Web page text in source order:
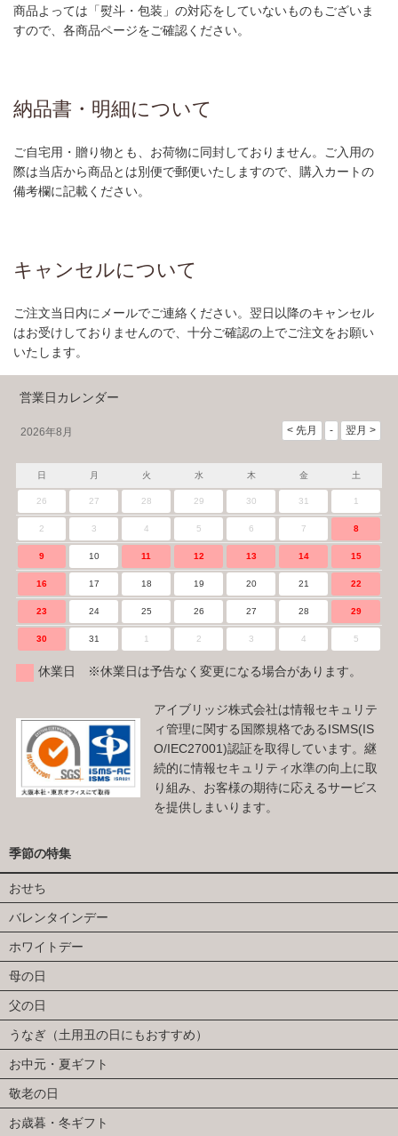
商品よっては「熨斗・包装」の対応をしていないものもございま
すので、各商品ページをご確認ください。
納品書・明細について
ご自宅用・贈り物とも、お荷物に同封しておりません。ご入用の
際は当店から商品とは別便で郵便いたしますので、購入カートの
備考欄に記載ください。
キャンセルについて
ご注文当日内にメールでご連絡ください。翌日以降のキャンセル
はお受けしておりませんので、十分ご確認の上でご注文をお願い
いたします。
営業日カレンダー
2026年8月
日 月 火 水 木 金 土
26 27 28 29 30 31 1
2 3 4 5 6 7 8
9 10 11 12 13 14 15
16 17 18 19 20 21 22
23 24 25 26 27 28 29
30 31 1 2 3 4 5
休業日 ※休業日は予告なく変更になる場合があります。
アイブリッジ株式会社は情報セキュリテ
ィ管理に関する国際規格であるISMS(IS
O/IEC27001)認証を取得しています。継
続的に情報セキュリティ水準の向上に取
り組み、お客様の期待に応えるサービス
を提供しまいります。
季節の特集
おせち
バレンタインデー
ホワイトデー
母の日
父の日
うなぎ（土用丑の日にもおすすめ）
お中元・夏ギフト
敬老の日
お歳暮・冬ギフト